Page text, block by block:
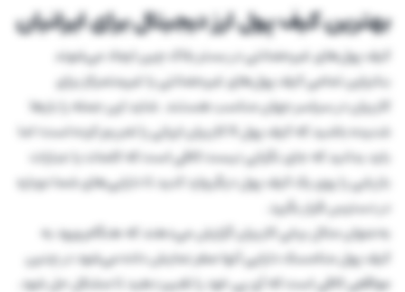
بهترین کیف پول ارز دیجیتال برای ایرانیان
کیف پول‌های غیرحضانتی در بستر بلاک چین ایجاد می‌شوند
بنابراین تمامی کیف پول‌های غیرحضانتی یا غیرمتمرکز برای
کاربران در سراسر جهان مناسب هستند. شاید این جمله را بارها
شنیده باشید که کیف پول X کاربران ایرانی را تحریم کرده است؛ اما
باید بدانید که جای نگرانی نیست کافی است که کلمات یا عبارات
بازیابی را روی یک کیف پول دیگر وارد کنید تا دارایی‌های شما دوباره
در دسترس قرار بگیرد.
به‌عنوان مثال برخی کاربران گزارش می‌دهند که هنگام ورود به
کیف پول متامسک دارایی آنها صفر نمایش داده می‌شود در چنین
مواقعی کافی است که آی پی خود را تغییر دهید تا مشکل حل شود.